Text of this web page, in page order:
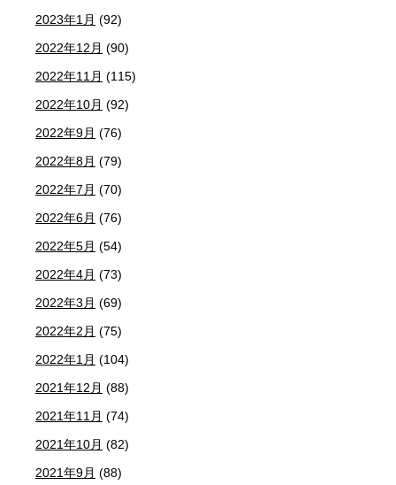
2023年1月 (92)
2022年12月 (90)
2022年11月 (115)
2022年10月 (92)
2022年9月 (76)
2022年8月 (79)
2022年7月 (70)
2022年6月 (76)
2022年5月 (54)
2022年4月 (73)
2022年3月 (69)
2022年2月 (75)
2022年1月 (104)
2021年12月 (88)
2021年11月 (74)
2021年10月 (82)
2021年9月 (88)